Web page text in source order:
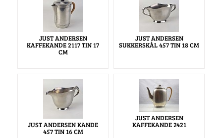
JUST ANDERSEN
KAFFEKANDE 2117 TIN 17
CM
JUST ANDERSEN
SUKKERSKÅL 457 TIN 18 CM
JUST ANDERSEN KANDE
457 TIN 16 CM
JUST ANDERSEN
KAFFEKANDE 2421